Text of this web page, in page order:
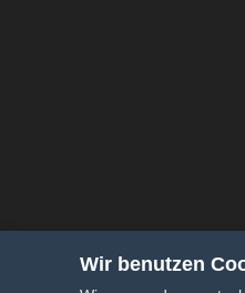
Wir benutzen